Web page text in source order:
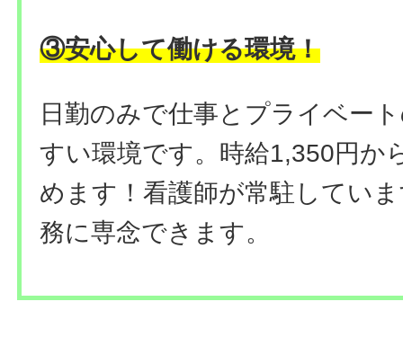
③安心して働ける環境！
日勤のみで仕事とプライベー
すい環境です。時給1,350円か
めます！看護師が常駐してい
務に専念できます。